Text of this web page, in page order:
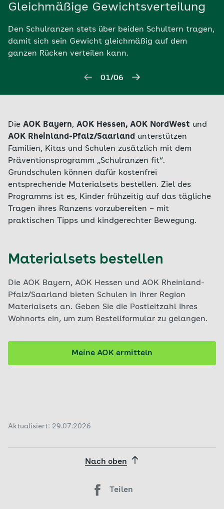
Gleichmäßige Gewichtsverteilung
Den Schulranzen stets über beiden Schultern tragen,
damit sich sein Gewicht gleichmäßig auf dem
ganzen Rücken verteilen kann.
01/06
Die AOK Bayern, AOK Hessen, AOK NordWest und
AOK Rheinland-Pfalz/Saarland unterstützen
Familien, Kitas und Schulen zusätzlich mit dem
Präventionsprogramm „Schulranzen fit“.
Grundschulen können dafür kostenfrei
entsprechende Materialsets bestellen. Ziel des
Programms ist es, Kinder frühzeitig auf das tägliche
Tragen ihres Ranzens vorzubereiten – mit
praktischen Tipps und kindgerechter Bewegung.
Materialsets bestellen
Die AOK Bayern, AOK Hessen und AOK Rheinland-
Pfalz/Saarland bieten Schulen in ihrer Region
Materialsets an. Geben Sie die Postleitzahl Ihres
Wohnorts ein, um zum Bestellformular zu gelangen.
Meine AOK ermitteln
Aktualisiert: 29.07.2026
Nach oben
Teilen